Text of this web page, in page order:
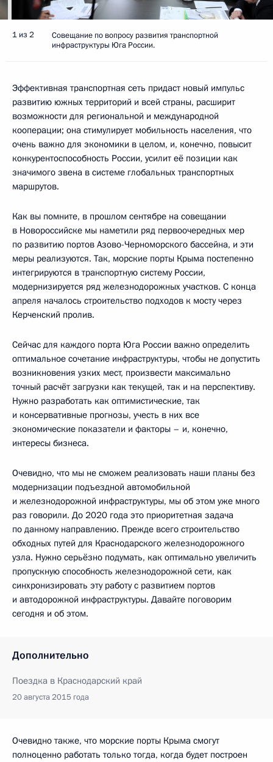
1 из 2
Совещание по вопросу развития транспортной
инфраструктуры Юга России.
Эффективная транспортная сеть придаст новый импульс
развитию южных территорий и всей страны, расширит
возможности для региональной и международной
кооперации; она стимулирует мобильность населения, что
очень важно для экономики в целом, и, конечно, повысит
конкурентоспособность России, усилит её позиции как
значимого звена в системе глобальных транспортных
маршрутов.
Как вы помните, в прошлом сентябре на совещании
в Новороссийске мы наметили ряд первоочередных мер
по развитию портов Азово-Черноморского бассейна, и эти
меры реализуются. Так, морские порты Крыма постепенно
интегрируются в транспортную систему России,
модернизируется ряд железнодорожных участков. С конца
апреля началось строительство подходов к мосту через
Керченский пролив.
Сейчас для каждого порта Юга России важно определить
оптимальное сочетание инфраструктуры, чтобы не допустить
возникновения узких мест, произвести максимально
точный расчёт загрузки как текущей, так и на перспективу.
Нужно разработать как оптимистические, так
и консервативные прогнозы, учесть в них все
экономические показатели и факторы – и, конечно,
интересы бизнеса.
Очевидно, что мы не сможем реализовать наши планы без
модернизации подъездной автомобильной
и железнодорожной инфраструктуры, мы об этом уже много
раз говорили. До 2020 года это приоритетная задача
по данному направлению. Прежде всего строительство
обходных путей для Краснодарского железнодорожного
узла. Нужно серьёзно подумать, как оптимально увеличить
пропускную способность железнодорожной сети, как
синхронизировать эту работу с развитием портов
и автодорожной инфраструктуры. Давайте поговорим
сегодня и об этом.
Дополнительно
Поездка в Краснодарский край
20 августа 2015 года
Очевидно также, что морские порты Крыма смогут
полноценно работать только тогда, когда будет построен